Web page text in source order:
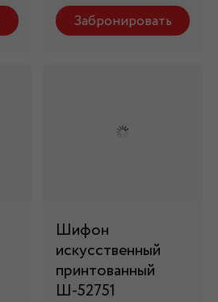
Забронировать
Шифон
искусственный
принтованный
Ш-52751